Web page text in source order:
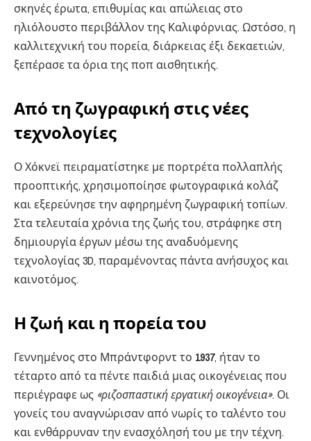
σκηνές έρωτα, επιθυμίας και απώλειας στο
ηλιόλουστο περιβάλλον της Καλιφόρνιας. Ωστόσο, η
καλλιτεχνική του πορεία, διάρκειας έξι δεκαετιών,
ξεπέρασε τα όρια της ποπ αισθητικής.
Από τη ζωγραφική στις νέες
τεχνολογίες
Ο Χόκνεϊ πειραματίστηκε με πορτρέτα πολλαπλής
προοπτικής, χρησιμοποίησε φωτογραφικά κολάζ
και εξερεύνησε την αφηρημένη ζωγραφική τοπίων.
Στα τελευταία χρόνια της ζωής του, στράφηκε στη
δημιουργία έργων μέσω της αναδυόμενης
τεχνολογίας 3D, παραμένοντας πάντα ανήσυχος και
καινοτόμος.
Η ζωή και η πορεία του
Γεννημένος στο Μπράντφορντ το 1937, ήταν το
τέταρτο από τα πέντε παιδιά μιας οικογένειας που
περιέγραφε ως «ριζοσπαστική εργατική οικογένεια». Οι
γονείς του αναγνώρισαν από νωρίς το ταλέντο του
και ενθάρρυναν την ενασχόλησή του με την τέχνη.